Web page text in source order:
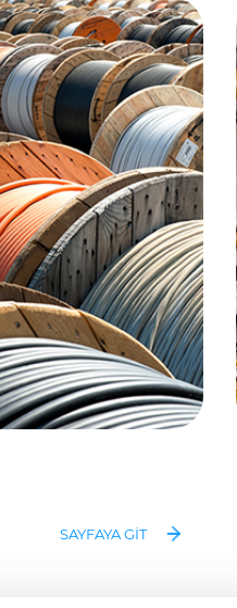
SAYFAYA GIT